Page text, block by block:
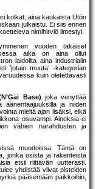
kolkat, aina kaukaista Utön
julkaistu. Ei siis ennen
nimihirviö ilmestyi.
vuoden takaiset
aika on aina ollut
laidoilta aina industrialin
’jotain muuta’ -kategorian
kuin oletettavasti
Base) joka venyttää
äänentaajuuksilla ja niiden
mieltä ajan lisäksi, eikä
osuvampi. Aineksia ei
vähien narahdusten ja
muodoissa. Tämä on
jonka osista ja rakenteista
etsii riittävän uutterasti.
yhdistää viivat pisteiden
pääsemään paikkoihin,